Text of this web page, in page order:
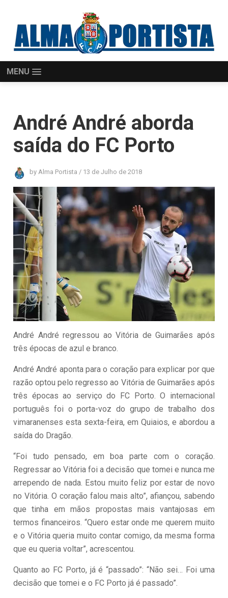
MENU
André André aborda
saída do FC Porto
byAlma Portista / 13 de Julho de 2018
André André regressou ao Vitória de Guimarães após
três épocas de azul e branco.
André André aponta para o coração para explicar por que
razão optou pelo regresso ao Vitória de Guimarães após
três épocas ao serviço do FC Porto. O internacional
português foi o porta-voz do grupo de trabalho dos
vimaranenses esta sexta-feira, em Quiaios, e abordou a
saída do Dragão.
“Foi tudo pensado, em boa parte com o coração.
Regressar ao Vitória foi a decisão que tomei e nunca me
arrependo de nada. Estou muito feliz por estar de novo
no Vitória. O coração falou mais alto”, afiançou, sabendo
que tinha em mãos propostas mais vantajosas em
termos financeiros. “Quero estar onde me querem muito
e o Vitória queria muito contar comigo, da mesma forma
que eu queria voltar”, acrescentou.
Quanto ao FC Porto, já é “passado”: “Não sei… Foi uma
decisão que tomei e o FC Porto já é passado”.